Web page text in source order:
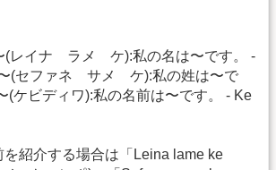
(レイナ ラメ ケ):私の名は〜です。 -
(セファネ サメ ケ):私の姓は〜で
(ケビディワ):私の名前は〜です。 - Ke
紹介する場合は「Leina lame ke